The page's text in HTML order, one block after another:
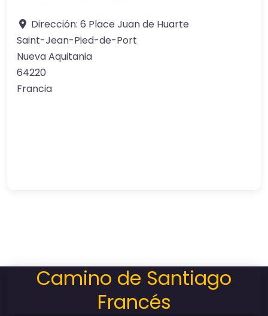
Dirección: 6 Place Juan de Huarte
Saint-Jean-Pied-de-Port
Nueva Aquitania
64220
Francia
Camino de Santiago
Francés